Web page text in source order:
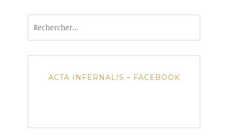
ACTA INFERNALIS – FACEBOOK